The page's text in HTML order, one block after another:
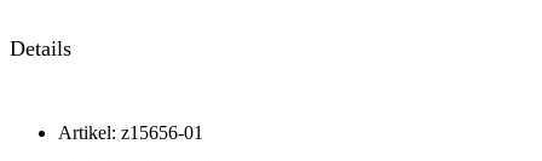
Details
Artikel: z15656-01